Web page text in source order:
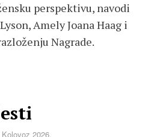
perspektivu, navodi
Amely Joana Haag i
Nagrade.
2026.